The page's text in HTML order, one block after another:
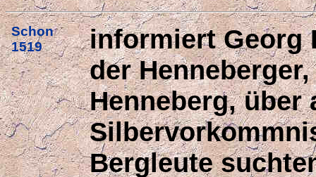
Schon
1519
informiert Georg
der
Henneberg, über
Bergleute